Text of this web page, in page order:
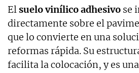
Elsuelo vinílico adhesivo se
directamente sobre el
que lo convierte en una
reformas rápida. Su
facilita la colocación, y es